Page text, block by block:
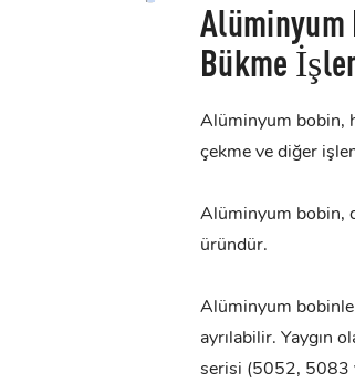
Alüminyum
Bükme
Alüminyum bobin,
çekme ve diğer
Alüminyum bobin,
üründür.
Alüminyum
ayrılabilir.
serisi (5052, 5083